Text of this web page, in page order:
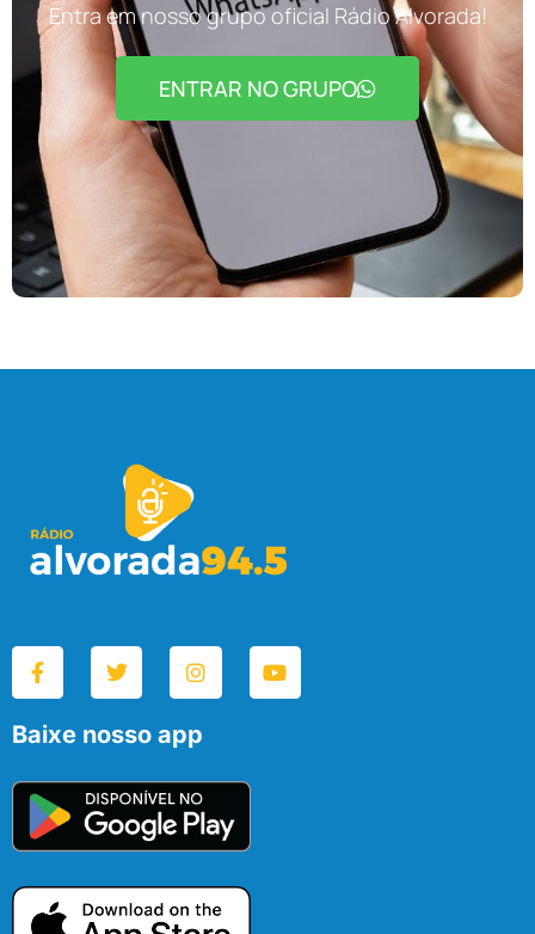
Entra em nosso grupo oficial Rádio Alvorada!
ENTRAR NO GRUPO
Baixe nosso app